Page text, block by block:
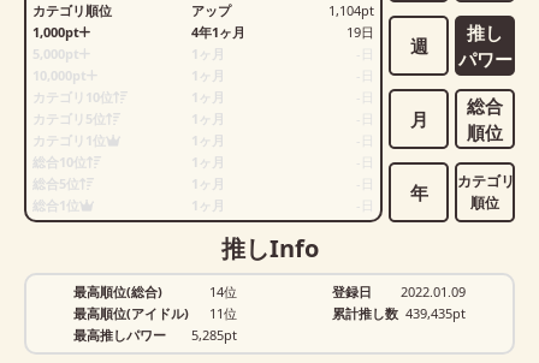
カテゴリ順位
アップ 1,104pt
1,000pt
4年1ヶ月 19日
5,000pt
1ヶ月
日
10,000pt
1ヶ月
日
カテゴリ10位
1ヶ月
日
カテゴリ5位
1ヶ月
日
カテゴリ1位
1ヶ月
日
総合10位
1ヶ月
日
総合5位
1ヶ月
日
総合1位
1ヶ月 日
週
月
年
推し
パワー
総合
順位
カテゴリ
順位
推しInfo
最高順位(総合)
14位
最高順位(アイドル)
11位
最高推しパワー
5,285pt
登録日
2022.01.09
累計推し数 439,435pt